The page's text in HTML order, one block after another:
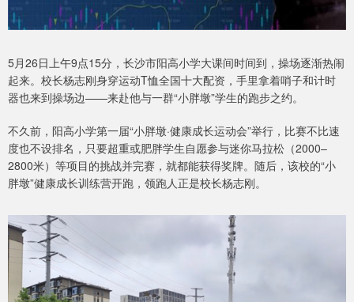
5月26日上午9点15分，长沙市阳高小学大课间时间到，操场逐渐热闹
起来。校长杨志刚身穿运动T恤全国十大配资，手里拿着哨子和计时
器也来到操场边——来赴他与一群“小胖墩”学生的跑步之约。
不久前，阳高小学第一届“小胖墩·健康成长运动会”举行，比赛不比速
度也不设排名，只要超重或肥胖学生自愿参与迷你马拉松（2000–
2800米）等项目的挑战并完赛，就都能获得奖牌。随后，该校的“小
胖墩”健康成长训练营开跑，领跑人正是校长杨志刚。